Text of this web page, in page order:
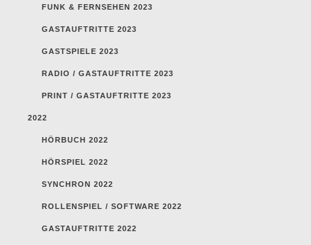
FUNK & FERNSEHEN 2023
GASTAUFTRITTE 2023
GASTSPIELE 2023
RADIO / GASTAUFTRITTE 2023
PRINT / GASTAUFTRITTE 2023
2022
HÖRBUCH 2022
HÖRSPIEL 2022
SYNCHRON 2022
ROLLENSPIEL / SOFTWARE 2022
GASTAUFTRITTE 2022